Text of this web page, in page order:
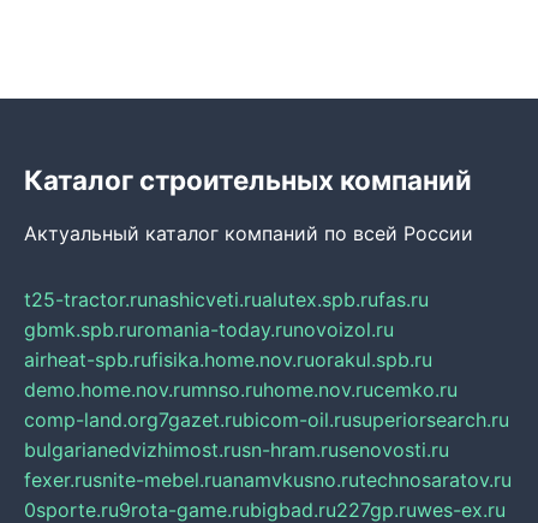
Каталог строительных компаний
Актуальный каталог компаний по всей России
t25-tractor.runashicveti.rualutex.spb.rufas.ru
gbmk.spb.ruromania-today.runovoizol.ru
airheat-spb.rufisika.home.nov.ruorakul.spb.ru
demo.home.nov.rumnso.ruhome.nov.rucemko.ru
comp-land.org7gazet.rubicom-oil.rusuperiorsearch.ru
bulgarianedvizhimost.rusn-hram.rusenovosti.ru
fexer.rusnite-mebel.ruanamvkusno.rutechnosaratov.ru
0sporte.ru9rota-game.rubigbad.ru227gp.ruwes-ex.ru